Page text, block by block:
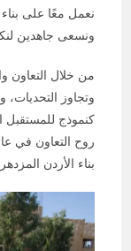
نعمل معًا على
ونسعى جاهدين
من خلال التعاون
وتجاوز
كنموذج للمستقبل
روح التعاون في
بناء الأردن